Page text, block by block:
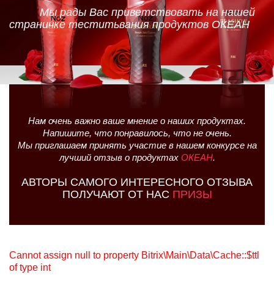
Мы рады Вас приветствовать на нашей
страничке теститьвания продуктов ОКЕАН
Нам очень важно ваше мнение о наших продуктах.
Напишите, что понравилось, что не очень.
Мы приглашаем принять участие в нашем конкурсе на
лучший отзыв о продуктах ОКЕАН.
АВТОРЫ САМОГО ИНТЕРЕСНОГО ОТЗЫВА
ПОЛУЧАЮТ ОТ НАС ПРИЗЫ
Cannot assign null to property Bitrix\Main\Data\Cache::$ttl
of type int